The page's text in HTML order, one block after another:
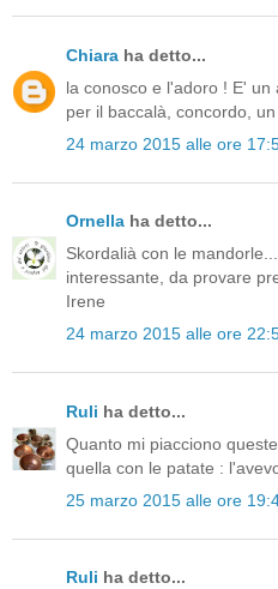
Chiara ha detto...
la conosco e l'adoro ! E'
per il baccalà, concordo,
24 marzo 2015 alle ore
Ornella ha detto...
Skordalià con le
interessante, da provare
Irene
24 marzo 2015 alle ore
Ruli ha detto...
Quanto mi piacciono
quella con le patate :
25 marzo 2015 alle ore
Ruli ha detto...